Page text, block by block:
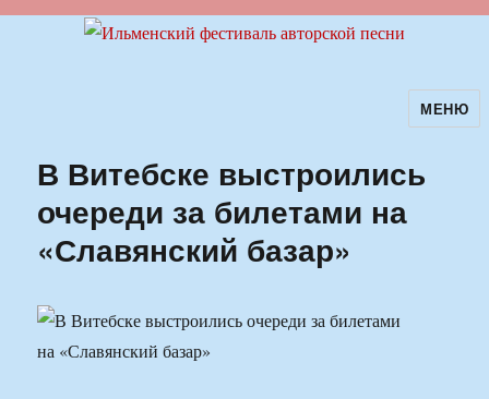
Ильменский фестиваль авторскойМЕНЮ
В Витебске выстроились
очереди за билетами на
«Славянский базар»